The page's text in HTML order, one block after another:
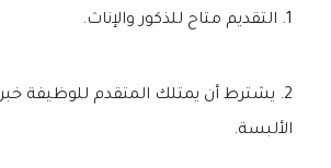
التقديم متاح للذكور والإناث.
يشترط أن يمتلك المتقدم للوظيفة
الألبسة.